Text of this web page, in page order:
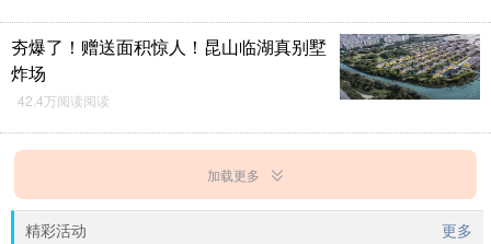
夯爆了！赠送面积惊人！昆山临湖真别墅
炸场
42.4万阅读阅读
加载更多
精彩活动 更多